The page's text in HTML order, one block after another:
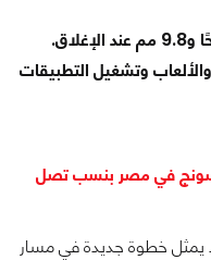
وتشغيل التطبيقات
في مصر بنسب تصل
يمثل خطوة جديدة في مسار